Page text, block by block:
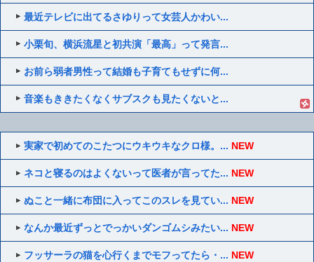
最近テレビに出てるさゆりって女芸人かわい...
小栗旬、横浜流星と初共演「最高」って発言...
お前ら弱者男性って結婚も子育てもせずに何...
音楽もききたくなくサブスクも見たくないと...
実家で初めてのこたつにウキウキなクロ様。... NEW
ネコと寝るのはよくないって医者が言ってた... NEW
ぬこと一緒に布団に入ってこのスレを見てい... NEW
なんか最近ずっとでっかいダンゴムシみたい... NEW
フッサーラの猫を心行くまでモフってたら・... NEW